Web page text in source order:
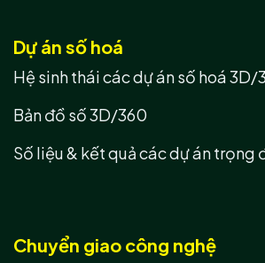
Dự án số hoá
Hệ sinh thái các dự án số hoá 3D/
Bản đồ số 3D/360
Số liệu & kết quả các dự án trọng
Chuyển giao công nghệ